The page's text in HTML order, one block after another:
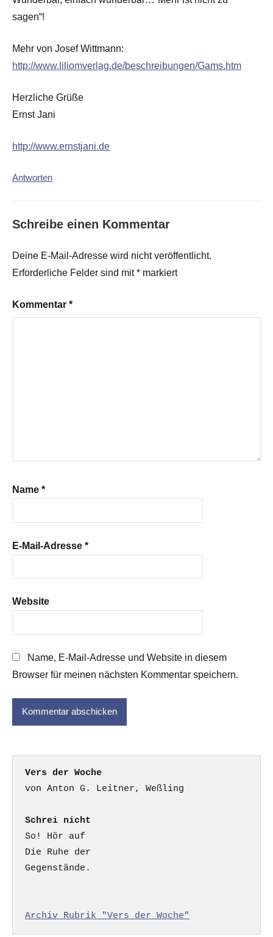
sagen“!
Mehr von Josef Wittmann:
http://www.liliomverlag.de/beschreibungen/Gams.htm
Herzliche Grüße
Ernst Jani
http://www.ernstjani.de
Antworten
Schreibe einen Kommentar
Deine E-Mail-Adresse wird nicht veröffentlicht.
Erforderliche Felder sind mit* markiert
Kommentar *
Name *
E-Mail-Adresse *
Website
Name, E-Mail-Adresse und Website in diesem
Browser für meinen nächsten Kommentar speichern.
Vers der Woche
Schrei nicht
So! Hör auf
Die Ruhe der
Gegenstände.
Archiv Rubrik "Vers der Woche"